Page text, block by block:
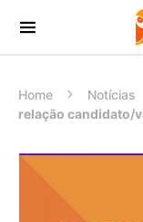
Procurar:
Home Notícias
relação candidato/